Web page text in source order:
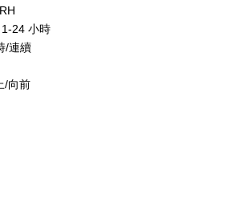
24 小時
/連續
/向前